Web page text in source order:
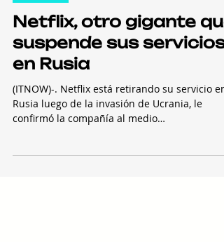
Netflix, otro gigante
suspende sus servicios
en Rusia
(ITNOW)-. Netflix está retirando su servicio en
Rusia luego de la invasión de Ucrania, le
confirmó la compañía al medio